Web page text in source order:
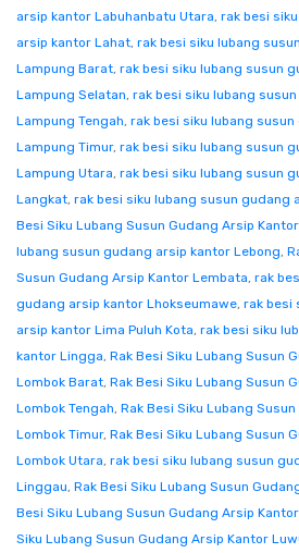
arsip kantor Labuhanbatu Utara, rak besi
arsip kantor Lahat, rak besi siku lubang
Lampung Barat, rak besi siku lubang susun
Lampung Selatan, rak besi siku lubang
Lampung Tengah, rak besi siku lubang
Lampung Timur, rak besi siku lubang susun
Lampung Utara, rak besi siku lubang susun
Langkat, rak besi siku lubang susun gudang
Besi Siku Lubang Susun Gudang Arsip
lubang susun gudang arsip kantor Lebong,
Susun Gudang Arsip Kantor Lembata, rak
gudang arsip kantor Lhokseumawe, rak besi
arsip kantor Lima Puluh Kota, rak besi siku
kantor Lingga, Rak Besi Siku Lubang Susun
Lombok Barat, Rak Besi Siku Lubang Susun
Lombok Tengah, Rak Besi Siku Lubang
Lombok Timur, Rak Besi Siku Lubang Susun
Lombok Utara, rak besi siku lubang susun
Linggau, Rak Besi Siku Lubang Susun
Besi Siku Lubang Susun Gudang Arsip
Siku Lubang Susun Gudang Arsip Kantor